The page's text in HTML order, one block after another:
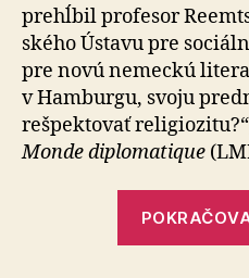
prehĺbil pro­fe­sor
ského Ústavu pre
pre novú ne­meckú
v Ham­burgu, svoju
rešpek­to­vať
Monde diplo­ma­tique